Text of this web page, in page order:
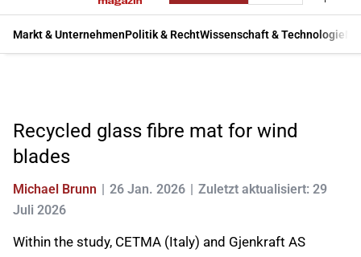
Markt & UnternehmenPolitik & RechtWissenschaft & Technologie
Recycled glass fibre mat for wind
blades
Michael Brunn 26 Jan. 2026
Zuletzt aktualisiert: 29
Juli 2026
Within the study, CETMA (Italy) and Gjenkraft AS